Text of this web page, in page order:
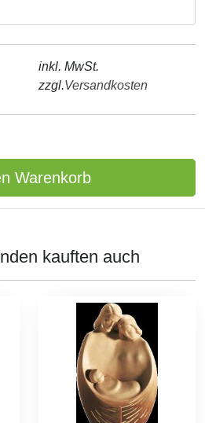
inkl. MwSt.
zzgl.Versandkosten
Warenkorb
kauften auch